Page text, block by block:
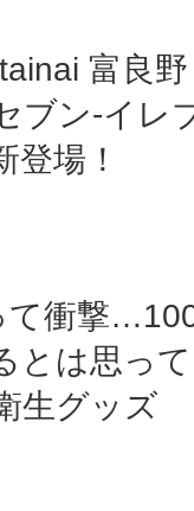
富良野
ブン‐イレ
登場！
て衝撃
とは思って
生グッズ